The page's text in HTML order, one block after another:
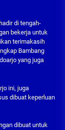
di tengah-
bekerja untuk
terimakasih
Bambang
yang juga
ini, juga
dibuat keperluan
dibuat untuk